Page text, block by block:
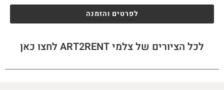
לפרטים והזמנה
לכל הציורים של צלמי ART2RENT לחצו כאן